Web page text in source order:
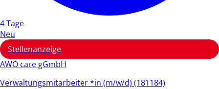
4 Tage
Neu
Stellenanzeige
AWO care gGmbH
Verwaltungsmitarbeiter *in (m/w/d) (181184)